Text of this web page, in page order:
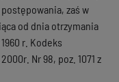
zaś w
od dnia otrzymania
r. Kodeks
Nr 98, poz. 1071 z